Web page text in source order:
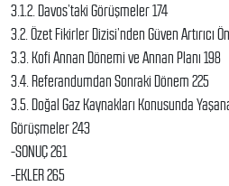
3.1.2. Davos’taki Görüşmeler 174
3.2. Özet Fikirler Dizisi’nden Güven Artırıcı
3.3. Kofi Annan Dönemi ve Annan Planı 198
3.4. Referandumdan Sonraki Dönem 225
3.5. Doğal Gaz Kaynakları Konusunda
Görüşmeler 243
-SONUÇ 261
-EKLER 265